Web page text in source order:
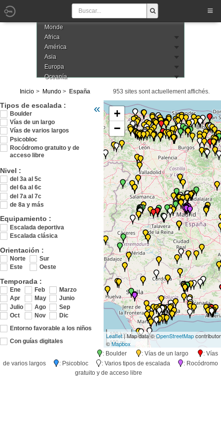
Monde
Africa
América
Asia
Europa
Oceanía
Inicio Mundo España 953 sites sont actuellement affichés.
Tipos de escalada :
Boulder
Vías de un largo
Vías de varios largos
Psicobloc
Rocódromo gratuito y de
acceso libre
Nivel :
del 3a al 5c
del 6a al 6c
del 7a al 7c
de 8a y más
Equipamiento :
Escalada deportiva
Escalada clásica
Orientación :
Norte
Sur
Este
Oeste
Temporada :
Ene Feb
Marzo
Apr
May
Junio
Julio
Ago
Sep
Oct
Nov
Dic
Entorno favorable a los niños
Con guías digitales
« Veuillez patienter pendant le chargement
+
−
100 km
100 mi
Leaflet| Map data ©OpenStreetMap
©Mapbox
: Boulder : Vías de un largo
: Vías
de varios largos
: Psicobloc : Varios tipos de escalada
: Rocódromo
gratuito y de acceso libre